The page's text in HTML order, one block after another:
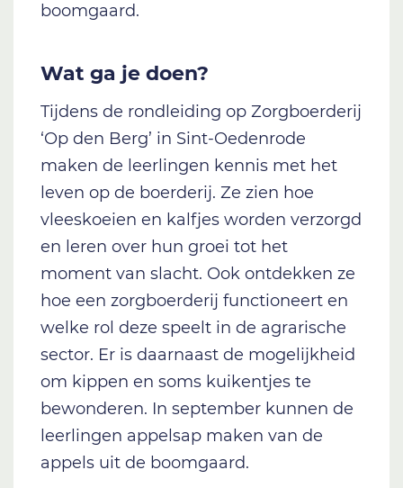
boomgaard.
Wat ga je doen?
Tijdens de rondleiding op Zorgboerderij
‘Op den Berg’ in Sint-Oedenrode
maken de leerlingen kennis met het
leven op de boerderij. Ze zien hoe
vleeskoeien en kalfjes worden verzorgd
en leren over hun groei tot het
moment van slacht. Ook ontdekken ze
hoe een zorgboerderij functioneert en
welke rol deze speelt in de agrarische
sector. Er is daarnaast de mogelijkheid
om kippen en soms kuikentjes te
bewonderen. In september kunnen de
leerlingen appelsap maken van de
appels uit de boomgaard.